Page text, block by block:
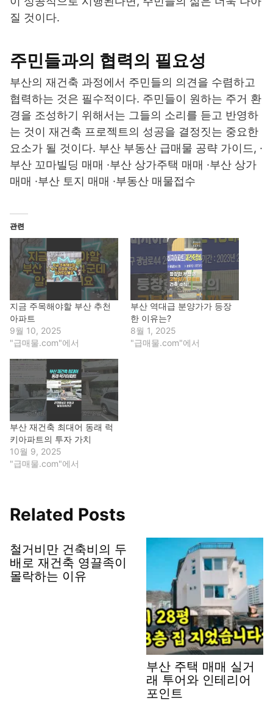
질 것이다.
주민들과의 협력의 필요성
부산의 재건축 과정에서 주민들의 의견을 수렴하고
협력하는 것은 필수적이다. 주민들이 원하는 주거 환
경을 조성하기 위해서는 그들의 소리를 듣고 반영하
는 것이 재건축 프로젝트의 성공을 결정짓는 중요한
요소가 될 것이다. 부산 부동산 급매물 공략 가이드, ·
부산 꼬마빌딩 매매 ·부산 상가주택 매매 ·부산 상가
매매 ·부산 토지 매매 ·부동산 매물접수
관련
지금 주목해야할 부산 추천
아파트
9월 10, 2025
"급매물.com"에서
부산 역대급 분양가가 등장
한 이유는?
8월 1, 2025
"급매물.com"에서
부산 재건축 최대어 동래 럭
키아파트의 투자 가치
10월 9, 2025
"급매물.com"에서
Related Posts
철거비만 건축비의 두
배로 재건축 영끌족이
몰락하는 이유
부산 주택 매매 실거
래 투어와 인테리어
포인트